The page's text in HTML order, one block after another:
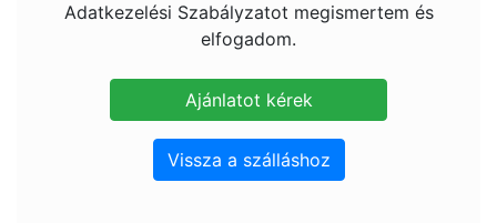
Adatkezelési Szabályzatot megismertem és
elfogadom.
Vissza a szálláshoz